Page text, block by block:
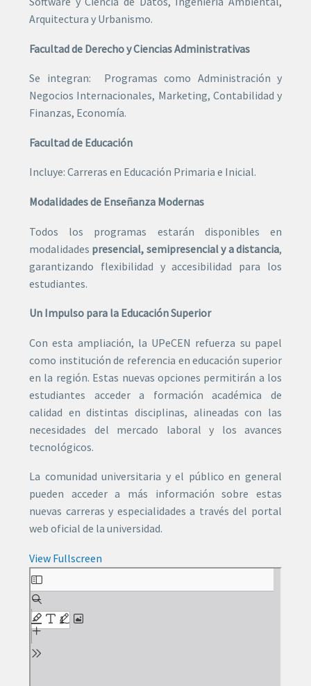
Arquitectura y Urbanismo.
Facultad de Derecho y Ciencias Administrativas
Se integran: Programas como Administración y
Negocios Internacionales, Marketing, Contabilidad y
Finanzas, Economía.
Facultad de Educación
Incluye: Carreras en Educación Primaria e Inicial.
Modalidades de Enseñanza Modernas
Todos los programas estarán disponibles en
modalidades presencial, semipresencial y a distancia,
garantizando flexibilidad y accesibilidad para los
estudiantes.
Un Impulso para la Educación Superior
Con esta ampliación, la UPeCEN refuerza su papel
como institución de referencia en educación superior
en la región. Estas nuevas opciones permitirán a los
estudiantes acceder a formación académica de
calidad en distintas disciplinas, alineadas con las
necesidades del mercado laboral y los avances
tecnológicos.
La comunidad universitaria y el público en general
pueden acceder a más información sobre estas
nuevas carreras y especialidades a través del portal
web oficial de la universidad.
View Fullscreen
Saltar
al
contenido
del
PDF